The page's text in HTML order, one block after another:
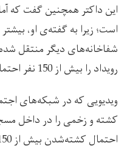
این داکتر همچنین گفت که
است؛ زیرا به گفته‌ی او،
شفاخانه‌های دیگر منتقل
رویداد را بیش از 150 نفر احتمال داد.
ویدیویی که در شبکه‌های
کشته و زخمی را در داخل
احتمال کشته‌شدن بیش از 150 نفر را تقویت می‌کند.